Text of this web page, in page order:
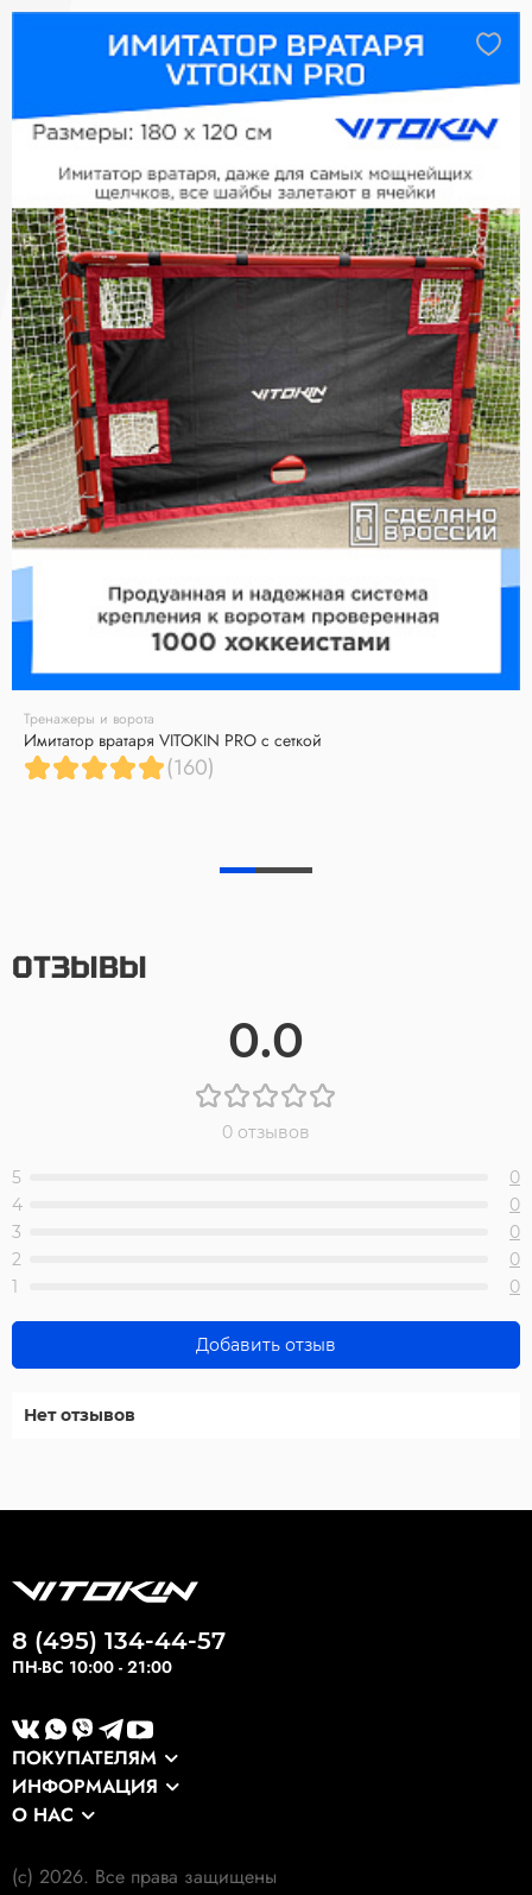
Тренажеры и ворота
Имитатор вратаря VITOKIN PRO с сеткой
(160)
ОТЗЫВЫ
0.0
0 отзывов
5
0
4
0
3
0
2
0
1
0
Добавить отзыв
Нет отзывов
ПОКУПАТЕЛЯМ
Каталог
Оплата и доставка
ИНФОРМАЦИЯ
Оптовикам
О НАС
Наши клиенты
8 (495) 134-44-57
ПН-ВС 10:00 - 21:00
(c) 2026. Все права защищены